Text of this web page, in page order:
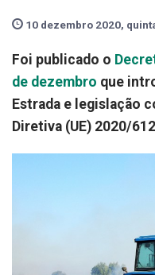
10 dezembro 2020,
Foi publicado o
de dezembro que
Estrada e legislação
Diretiva (UE) 2020/